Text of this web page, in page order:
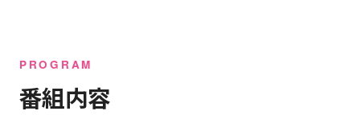
PROGRAM
番組内容